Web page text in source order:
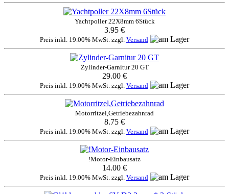
Yachtpoller 22X8mm 6Stück
3.95 €
Preis inkl. 19.00% MwSt. zzgl. Versand
Zylinder-Garnitur 20 GT
29.00 €
Preis inkl. 19.00% MwSt. zzgl. Versand
Motorritzel,Getriebezahnrad
8.75 €
Preis inkl. 19.00% MwSt. zzgl. Versand
!Motor-Einbausatz
14.00 €
Preis inkl. 19.00% MwSt. zzgl. Versand